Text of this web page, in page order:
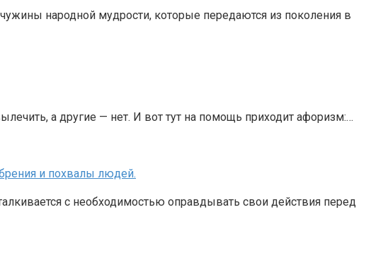
народной мудрости, которые передаются из поколения в
а другие — нет. И вот тут на помощь приходит афоризм:…
и похвалы людей.
с необходимостью оправдывать свои действия перед